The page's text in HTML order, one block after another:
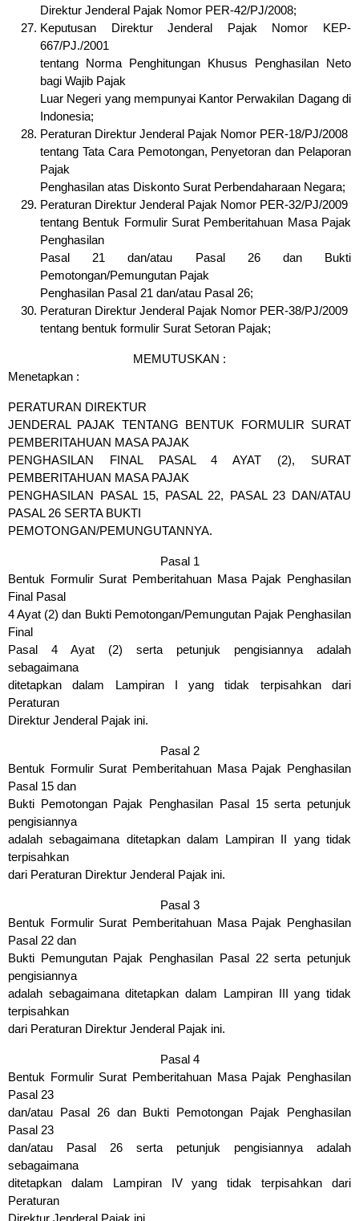
Direktur Jenderal Pajak Nomor PER-42/PJ/2008;
Keputusan Direktur Jenderal Pajak Nomor KEP-
667/PJ./2001
tentang Norma Penghitungan Khusus Penghasilan Neto
bagi Wajib Pajak
Luar Negeri yang mempunyai Kantor Perwakilan Dagang di
Indonesia;
Peraturan Direktur Jenderal Pajak Nomor PER-18/PJ/2008
tentang Tata Cara Pemotongan, Penyetoran dan Pelaporan
Pajak
Penghasilan atas Diskonto Surat Perbendaharaan Negara;
Peraturan Direktur Jenderal Pajak Nomor PER-32/PJ/2009
tentang Bentuk Formulir Surat Pemberitahuan Masa Pajak
Penghasilan
Pasal 21 dan/atau Pasal 26 dan Bukti
Pemotongan/Pemungutan Pajak
Penghasilan Pasal 21 dan/atau Pasal 26;
Peraturan Direktur Jenderal Pajak Nomor PER-38/PJ/2009
tentang bentuk formulir Surat Setoran Pajak;
MEMUTUSKAN :
Menetapkan :
PERATURAN DIREKTUR
JENDERAL PAJAK TENTANG BENTUK FORMULIR SURAT
PEMBERITAHUAN MASA PAJAK
PENGHASILAN FINAL PASAL 4 AYAT (2), SURAT
PEMBERITAHUAN MASA PAJAK
PENGHASILAN PASAL 15, PASAL 22, PASAL 23 DAN/ATAU
PASAL 26 SERTA BUKTI
PEMOTONGAN/PEMUNGUTANNYA.
Pasal 1
Bentuk Formulir Surat Pemberitahuan Masa Pajak Penghasilan
Final Pasal
4 Ayat (2) dan Bukti Pemotongan/Pemungutan Pajak Penghasilan
Final
Pasal 4 Ayat (2) serta petunjuk pengisiannya adalah
sebagaimana
ditetapkan dalam Lampiran I yang tidak terpisahkan dari
Peraturan
Direktur Jenderal Pajak ini.
Pasal 2
Bentuk Formulir Surat Pemberitahuan Masa Pajak Penghasilan
Pasal 15 dan
Bukti Pemotongan Pajak Penghasilan Pasal 15 serta petunjuk
pengisiannya
adalah sebagaimana ditetapkan dalam Lampiran II yang tidak
terpisahkan
dari Peraturan Direktur Jenderal Pajak ini.
Pasal 3
Bentuk Formulir Surat Pemberitahuan Masa Pajak Penghasilan
Pasal 22 dan
Bukti Pemungutan Pajak Penghasilan Pasal 22 serta petunjuk
pengisiannya
adalah sebagaimana ditetapkan dalam Lampiran III yang tidak
terpisahkan
dari Peraturan Direktur Jenderal Pajak ini.
Pasal 4
Bentuk Formulir Surat Pemberitahuan Masa Pajak Penghasilan
Pasal 23
dan/atau Pasal 26 dan Bukti Pemotongan Pajak Penghasilan
Pasal 23
dan/atau Pasal 26 serta petunjuk pengisiannya adalah
sebagaimana
ditetapkan dalam Lampiran IV yang tidak terpisahkan dari
Peraturan
Direktur Jenderal Pajak ini.